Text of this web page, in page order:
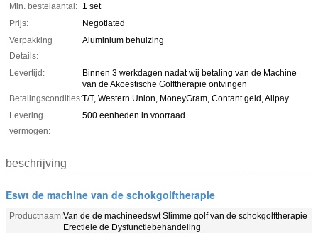
Min. bestelaantal: 1 set
Prijs:
Negotiated
Verpakking
Details:
Aluminium behuizing
Levertijd:
Binnen 3 werkdagen nadat wij betaling van de Machine
van de Akoestische Golftherapie ontvingen
Betalingscondities:T/T, Western Union, MoneyGram, Contant geld, Alipay
Levering
vermogen:
500 eenheden in voorraad
beschrijving
Eswt de machine van de schokgolftherapie
Productnaam:Van de de machineedswt Slimme golf van de schokgolftherapie
Erectiele de Dysfunctiebehandeling